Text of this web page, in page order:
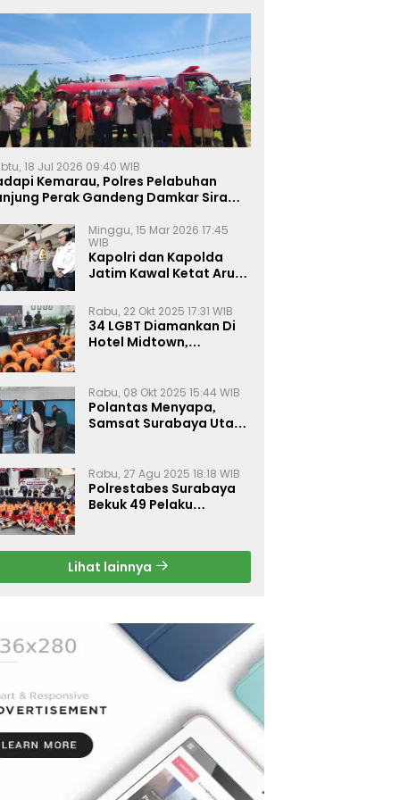
18 Jul 2026 09:40 WIB
Kemarau, Polres Pelabuhan
Perak Gandeng Damkar Siram
Minggu, 15 Mar 2026 17:45
WIB
Kapolri dan Kapolda
Jatim Kawal Ketat Arus
Rabu, 22 Okt 2025 17:31 WIB
34 LGBT Diamankan Di
Hotel Midtown,
Rabu, 08 Okt 2025 15:44 WIB
Polantas Menyapa,
Samsat Surabaya Utara
Rabu, 27 Agu 2025 18:18 WIB
Polrestabes Surabaya
Bekuk 49 Pelaku
Gratis
Lihat lainnya